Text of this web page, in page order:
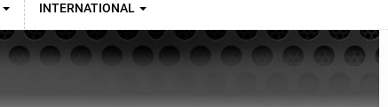
INTERNATIONAL